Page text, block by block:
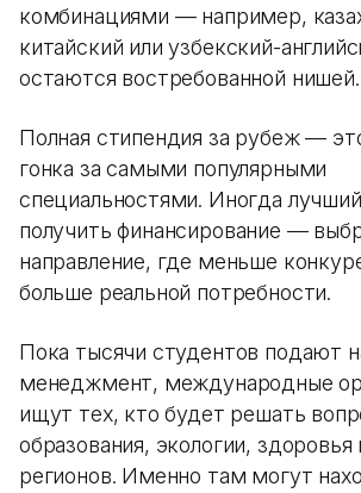
комбинациями — например,
китайский или узбекский-
остаются востребованной нишей.
Полная стипендия за рубеж —
гонка за самыми популярными
специальностями. Иногда
получить финансирование —
направление, где меньше
больше реальной потребности.
Пока тысячи студентов подают
менеджмент, международные
ищут тех, кто будет решать
образования, экологии, здоровья
регионов. Именно там могут